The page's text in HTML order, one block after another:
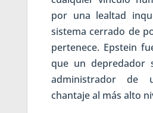
por una lealtad
sistema cerrado de
pertenece. Epstein
que un depredador
administrador de
chantaje al más alto